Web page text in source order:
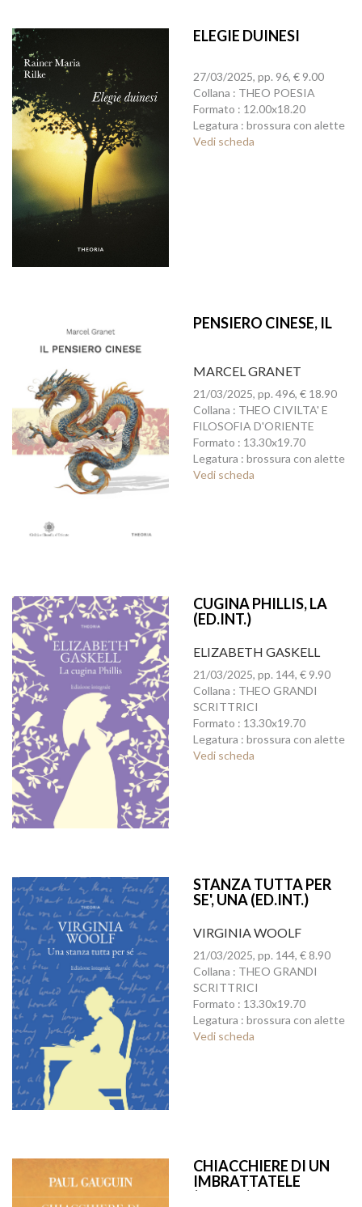
ELEGIE DUINESI
27/03/2025, pp. 96, € 9.00
Collana : THEO POESIA
Formato : 12.00x18.20
Legatura : brossura con alette
Vedi scheda
PENSIERO CINESE, IL
MARCEL GRANET
21/03/2025, pp. 496, € 18.90
Collana : THEO CIVILTA' E
FILOSOFIA D'ORIENTE
Formato : 13.30x19.70
Legatura : brossura con alette
Vedi scheda
CUGINA PHILLIS, LA
(ED.INT.)
ELIZABETH GASKELL
21/03/2025, pp. 144, € 9.90
Collana : THEO GRANDI
SCRITTRICI
Formato : 13.30x19.70
Legatura : brossura con alette
Vedi scheda
STANZA TUTTA PER
SE', UNA (ED.INT.)
VIRGINIA WOOLF
21/03/2025, pp. 144, € 8.90
Collana : THEO GRANDI
SCRITTRICI
Formato : 13.30x19.70
Legatura : brossura con alette
Vedi scheda
CHIACCHIERE DI UN
IMBRATTATELE
(ED.INT.)